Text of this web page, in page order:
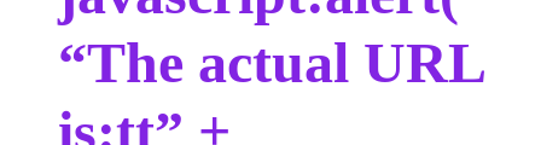
“The actual URL
is:tt” +